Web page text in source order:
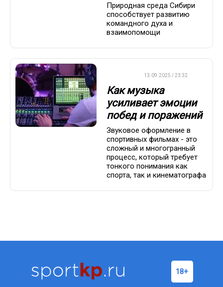
Природная среда Сибири
способствует развитию
командного духа и
взаимопомощи
13.09.2025 / 23:32
Как музыка
усиливает эмоции
побед и поражений
Звуковое оформление в
спортивных фильмах - это
сложный и многогранный
процесс, который требует
тонкого понимания как
спорта, так и кинематографа